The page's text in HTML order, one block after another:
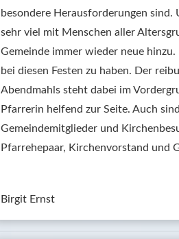
besondere Herausforderungen
sehr viel mit Menschen aller
Gemeinde immer wieder neue
bei diesen Festen zu haben. Der
Abendmahls steht dabei im
Pfarrerin helfend zur Seite. Auch
Gemeindemitglieder und
Pfarrehepaar, Kirchenvorstand und
Birgit Ernst